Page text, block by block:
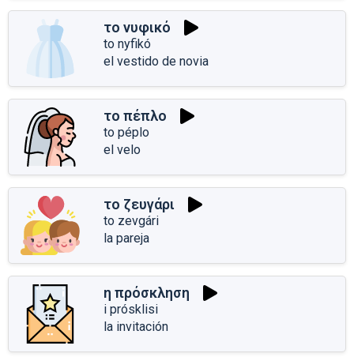
το νυφικό
to nyfikó
el vestido de novia
το πέπλο
to péplo
el velo
το ζευγάρι
to zevgári
la pareja
η πρόσκληση
i prósklisi
la invitación